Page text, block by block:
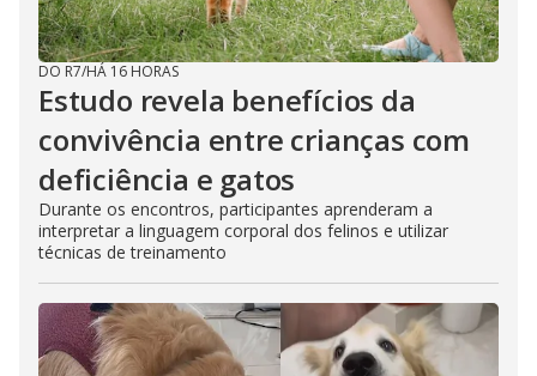
DO R7/HÁ 16 HORAS
Estudo revela benefícios da
convivência entre crianças com
deficiência e gatos
Durante os encontros, participantes aprenderam a
interpretar a linguagem corporal dos felinos e utilizar
técnicas de treinamento